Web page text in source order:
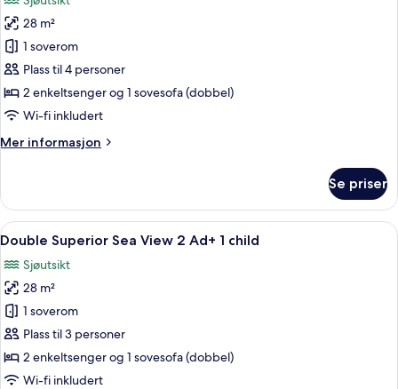
Adults
bildene
av
Double
Superior
Sea
View
Ad
ch
28 m²
1 soverom
Plass til 4 personer
2 enkeltsenger og 1 sovesofa (dobbel)
Wi-fi inkludert
Mer informasjon
Mer
Superior
Sea
View
Ad
+
2
ch
Se priser
Åpne
alle
bildene
av
Double
Superior
Sea
View
Skrivebord, lydisolert, wi-fi
6
Double Superior Sea View 2 Ad+ 1 child
Sjøutsikt
28 m²
1 soverom
Plass til 3 personer
2 enkeltsenger og 1 sovesofa (dobbel)
Wi-fi inkludert